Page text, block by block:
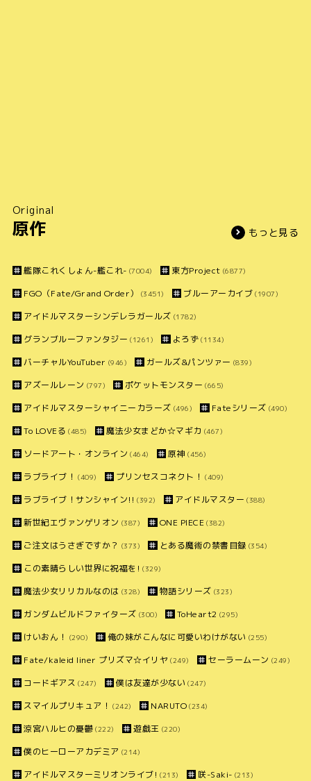
Original
原作 もっと見る
艦隊これくしょん-艦これ- (7004) 東方Project (6877)
FGO（Fate/Grand Order） (3451) ブルーアーカイブ (1907)
アイドルマスターシンデレラガールズ (1782)
グランブルーファンタジー (1261) よろず (1134)
バーチャルYouTuber (946) ガールズ&パンツァー (839)
アズールレーン (797) ポケットモンスター (665)
アイドルマスターシャイニーカラーズ (496) Fateシリーズ (490)
To LOVEる (485) 魔法少女まどか☆マギカ (467)
ソードアート・オンライン (464) 原神 (456)
ラブライブ！ (409) プリンセスコネクト！ (409)
ラブライブ！サンシャイン!! (392) アイドルマスター (388)
新世紀エヴァンゲリオン (387) ONE PIECE (382)
ご注文はうさぎですか？ (373) とある魔術の禁書目録 (354)
この素晴らしい世界に祝福を! (329)
魔法少女リリカルなのは (328) 物語シリーズ (323)
ガンダムビルドファイターズ (300) ToHeart2 (295)
けいおん！ (290) 俺の妹がこんなに可愛いわけがない (255)
Fate/kaleid liner プリズマ☆イリヤ (249) セーラームーン (249)
コードギアス (247) 僕は友達が少ない (247)
スマイルプリキュア！ (242) NARUTO (234)
涼宮ハルヒの憂鬱 (222) 遊戯王 (220)
僕のヒーローアカデミア (214)
アイドルマスターミリオンライブ! (213) 咲-Saki- (213)